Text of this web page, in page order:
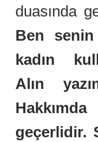
duasında
Ben
kadın
Alın
geçerlidir.